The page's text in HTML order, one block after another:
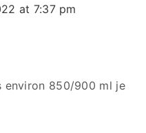
at 7:37 pm
environ 850/900 ml je